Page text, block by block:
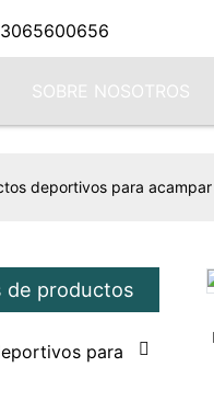
SOBRE NOSOTROS
deportivos para acampar
de productos
para